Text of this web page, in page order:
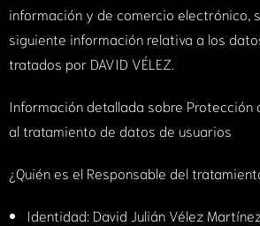
información y de comercio electrónico,
siguiente información relativa a los
tratados por DAVID VÉLEZ.
Información detallada sobre Protección
al tratamiento de datos de usuarios
¿Quién es el Responsable del
Identidad: David Julián Vélez